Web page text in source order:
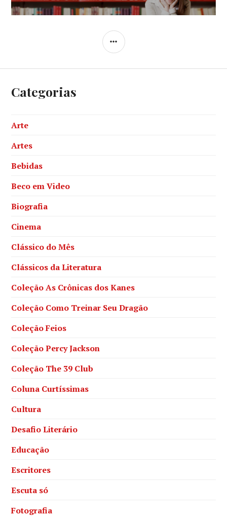
SIDEBAR
Categorias
Arte
Artes
Bebidas
Beco em Video
Biografia
Cinema
Clássico do Mês
Clássicos da Literatura
Coleção As Crônicas dos Kanes
Coleção Como Treinar Seu Dragão
Coleção Feios
Coleção Percy Jackson
Coleção The 39 Club
Coluna Curtíssimas
Cultura
Desafio Literário
Educação
Escritores
Escuta só
Fotografia